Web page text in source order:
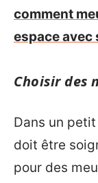
comment
espace avec
Choisir des
Dans un
doit être
pour des